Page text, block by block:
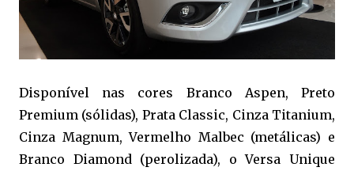
Disponível nas cores Branco Aspen, Preto
Premium (sólidas), Prata Classic, Cinza Titanium,
Cinza Magnum, Vermelho Malbec (metálicas) e
Branco Diamond (perolizada), o Versa Unique